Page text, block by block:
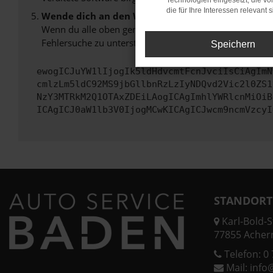
Wende dich an den Webseitenbetreiber.
Wenn du alle oben genannten Schritte versucht hast,
Fehlersuche zu unterstützen:
Karl-Bold-
77855
Telefon: 0
Mail:
die für Ihre Interessen relevant
Speichern